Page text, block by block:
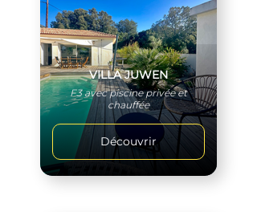
VILLA JUWEN
F3 avec piscine privée et
chauffée
Découvrir